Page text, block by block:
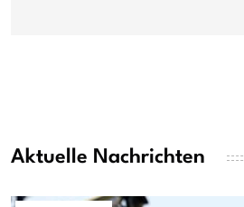
Aktuelle Nachrichten